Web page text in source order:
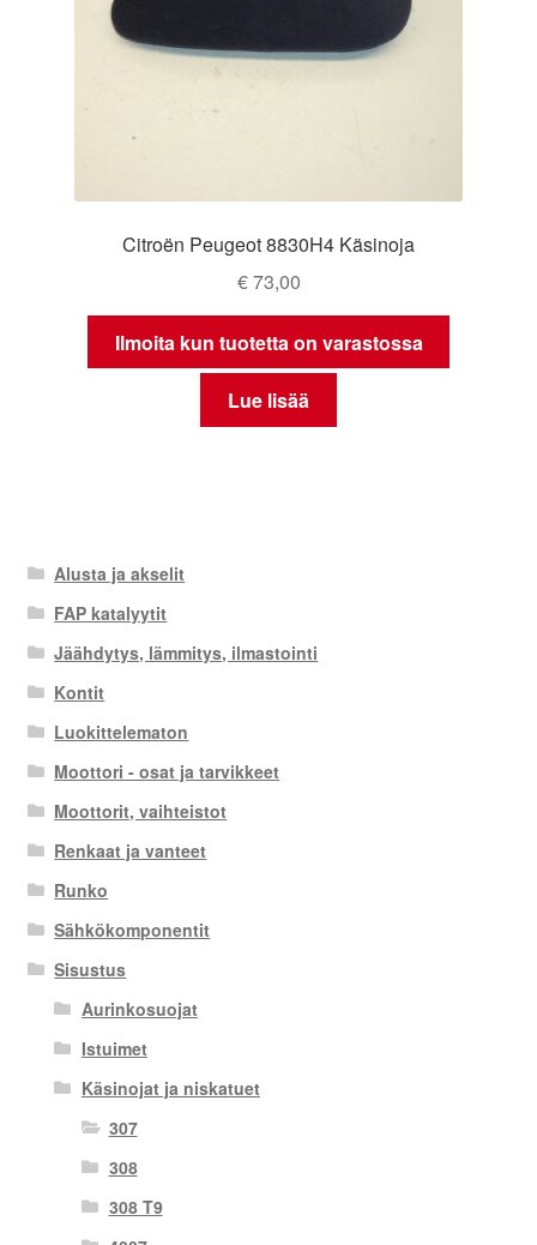
Citroën Peugeot 8830H4 Käsinoja
€73,00
Ilmoita kun tuotetta on varastossa
Lue lisää
Alusta ja akselit
FAP katalyytit
Jäähdytys, lämmitys, ilmastointi
Kontit
Luokittelematon
Moottori - osat ja tarvikkeet
Moottorit, vaihteistot
Renkaat ja vanteet
Runko
Sähkökomponentit
Sisustus
Aurinkosuojat
Istuimet
Käsinojat ja niskatuet
307
308
308 T9